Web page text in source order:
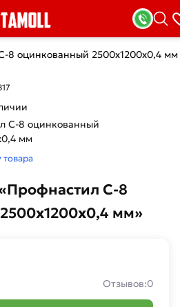
8 оцинкованный 2500х1200х0,4 мм
С-8 оцинкованный
мм
товара
С-8
мм»
Отзывов:0